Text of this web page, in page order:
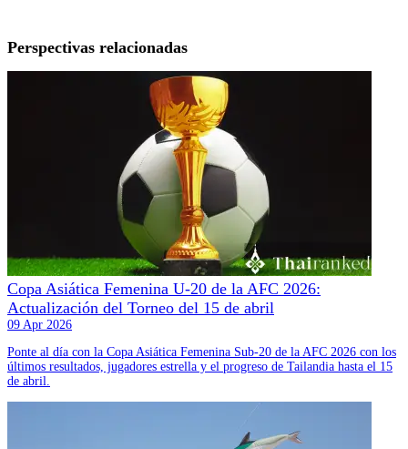
Perspectivas relacionadas
Copa Asiática Femenina U-20 de la AFC 2026:
Actualización del Torneo del 15 de abril
09 Apr 2026
Ponte al día con la Copa Asiática Femenina Sub-20 de la AFC 2026 con los
últimos resultados, jugadores estrella y el progreso de Tailandia hasta el 15
de abril.